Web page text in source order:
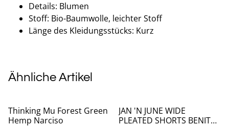
Details: Blumen
Stoff: Bio-Baumwolle, leichter Stoff
Länge des Kleidungsstücks: Kurz
Ähnliche Artikel
Thinking Mu Forest Green
Hemp Narciso
JAN 'N JUNE WIDE
PLEATED SHORTS BENITO